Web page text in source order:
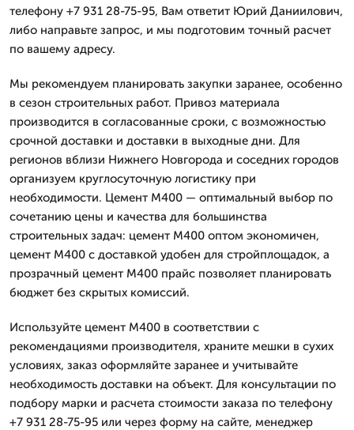
телефону +7 931 28-75-95, Вам ответит Юрий Даниилович,
либо направьте запрос, и мы подготовим точный расчет
по вашему адресу.
Мы рекомендуем планировать закупки заранее, особенно
в сезон строительных работ. Привоз материала
производится в согласованные сроки, с возможностью
срочной доставки и доставки в выходные дни. Для
регионов вблизи Нижнего Новгорода и соседних городов
организуем круглосуточную логистику при
необходимости. Цемент М400 — оптимальный выбор по
сочетанию цены и качества для большинства
строительных задач: цемент М400 оптом экономичен,
цемент М400 с доставкой удобен для стройплощадок, а
прозрачный цемент М400 прайс позволяет планировать
бюджет без скрытых комиссий.
Используйте цемент М400 в соответствии с
рекомендациями производителя, храните мешки в сухих
условиях, заказ оформляйте заранее и учитывайте
необходимость доставки на объект. Для консультации по
подбору марки и расчета стоимости заказа по телефону
+7 931 28-75-95 или через форму на сайте, менеджер